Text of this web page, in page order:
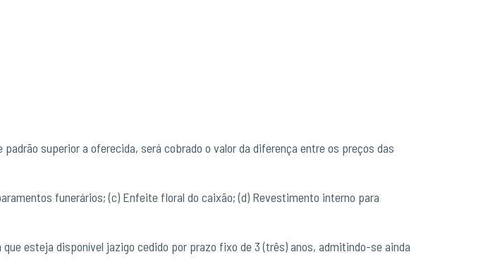
superior a oferecida, será cobrado o valor da diferença entre os preços das
funerários; (c) Enfeite floral do caixão; (d) Revestimento interno para
esteja disponível jazigo cedido por prazo fixo de 3 (três) anos, admitindo-se ainda